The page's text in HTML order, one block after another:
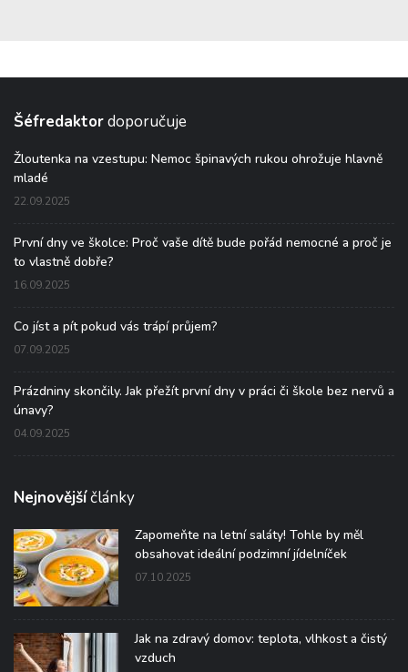
Šéfredaktordoporučuje
Žloutenka na vzestupu: Nemoc špinavých rukou ohrožuje hlavně
mladé
22.09.2025
První dny ve školce: Proč vaše dítě bude pořád nemocné a proč je
to vlastně dobře?
16.09.2025
Co jíst a pít pokud vás trápí průjem?
07.09.2025
Prázdniny skončily. Jak přežít první dny v práci či škole bez nervů a
únavy?
04.09.2025
Nejnovějšíčlánky
Zapomeňte na letní saláty! Tohle by měl
obsahovat ideální podzimní jídelníček
07.10.2025
Jak na zdravý domov: teplota, vlhkost a čistý
vzduch